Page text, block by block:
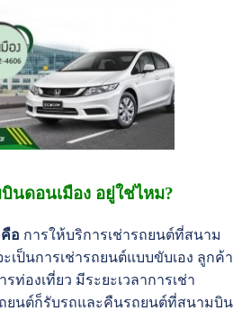
บินดอนเมือง อยู่ใช่ไหม?
อ การให้บริการเช่ารถยนต์ที่สนาม
เป็นการเช่ารถยนต์แบบขับเอง ลูกค้า
ท่องเที่ยว มีระยะเวลาการเช่า
ยนต์ก็รับรถและคืนรถยนต์ที่สนามบิน